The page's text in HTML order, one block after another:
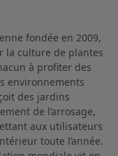
fondée en 2009,
la culture de plantes
à profiter des
environnements
des jardins
de l’arrosage,
aux utilisateurs
toute l’année.